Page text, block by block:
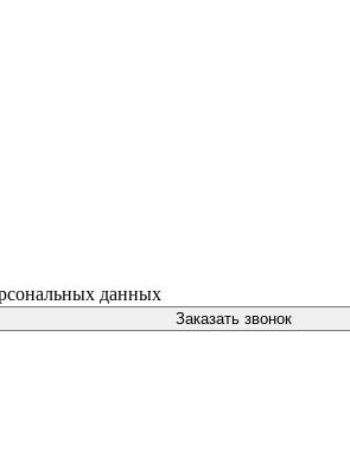
данных